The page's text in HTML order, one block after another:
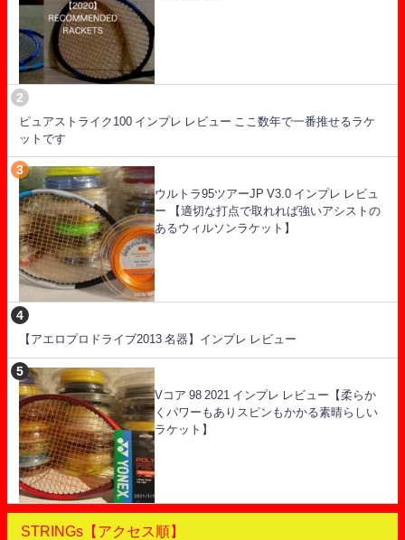
ピュアストライク100 インプレ レビュー ここ数年で一番推せるラケ
ットです
ウルトラ95ツアーJP V3.0 インプレ レビュ
ー 【適切な打点で取れれば強いアシストの
あるウィルソンラケット】
【アエロプロドライブ2013 名器】インプレ レビュー
Vコア 98 2021 インプレ レビュー【柔らか
くパワーもありスピンもかかる素晴らしい
ラケット】
STRINGs【アクセス順】